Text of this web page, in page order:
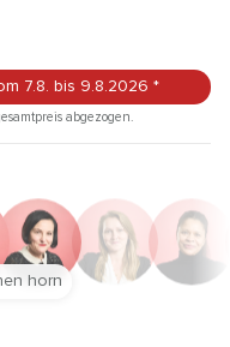
7.8. bis 9.8.2026 *
abgezogen.
horn